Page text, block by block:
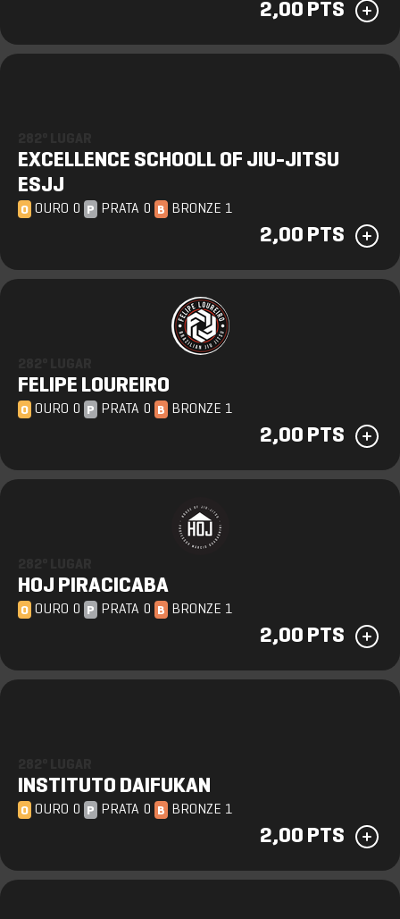
2,00 PTS
EXCELLENCE SCHOOLL OF JIU-JITSU
ESJJ
O OURO 0 P PRATA 0 B BRONZE 1
2,00 PTS
FELIPE LOUREIRO
O OURO 0 P PRATA 0 B BRONZE 1
2,00 PTS
HOJ PIRACICABA
O OURO 0 P PRATA 0 B BRONZE 1
2,00 PTS
INSTITUTO DAIFUKAN
O OURO 0 P PRATA 0 B BRONZE 1
2,00 PTS